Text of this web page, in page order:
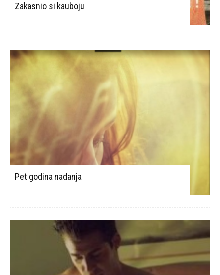
Zakasnio si kauboju
Pet godina nadanja